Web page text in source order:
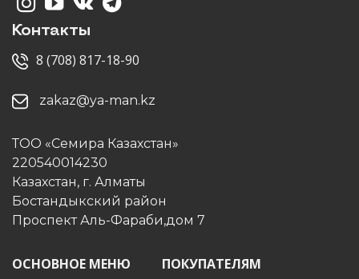
Контакты
8 (708) 817-18-90
zakaz@ya-man.kz
ТОО «Семира Казахстан»
220540014230
Казахстан, г. Алматы
Бостандыкский район
Проспект Аль-Фараби,дом 7
ОСНОВНОЕ МЕНЮ
ПОКУПАТЕЛЯМ